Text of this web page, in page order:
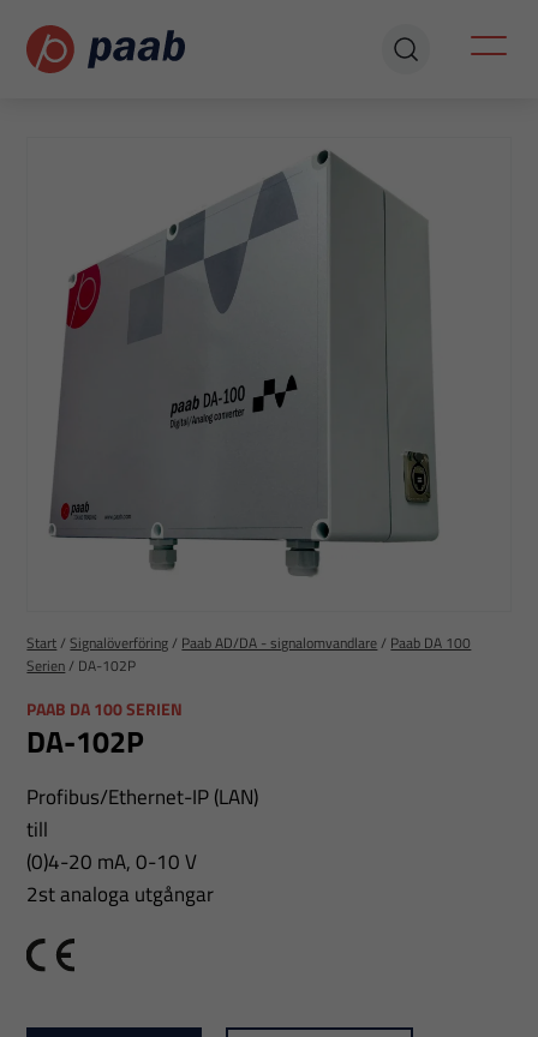
Start/Signalöverföring/ Paab AD/DA - signalomvandlare/ Paab DA 100
Serien/ DA-102P
PAAB DA 100 SERIEN
DA-102P
Profibus/Ethernet-IP (LAN)
till
(0)4-20 mA, 0-10 V
2st analoga utgångar
CE